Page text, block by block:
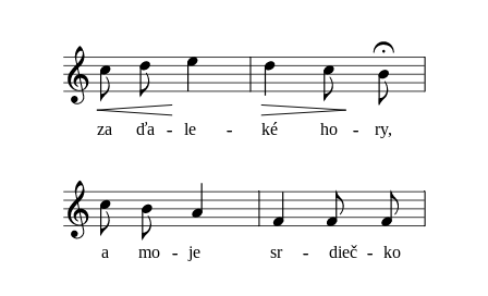
za ďa le ké ho ry,
- - -
- - -
a mo je sr dieč ko
- - -
- - -